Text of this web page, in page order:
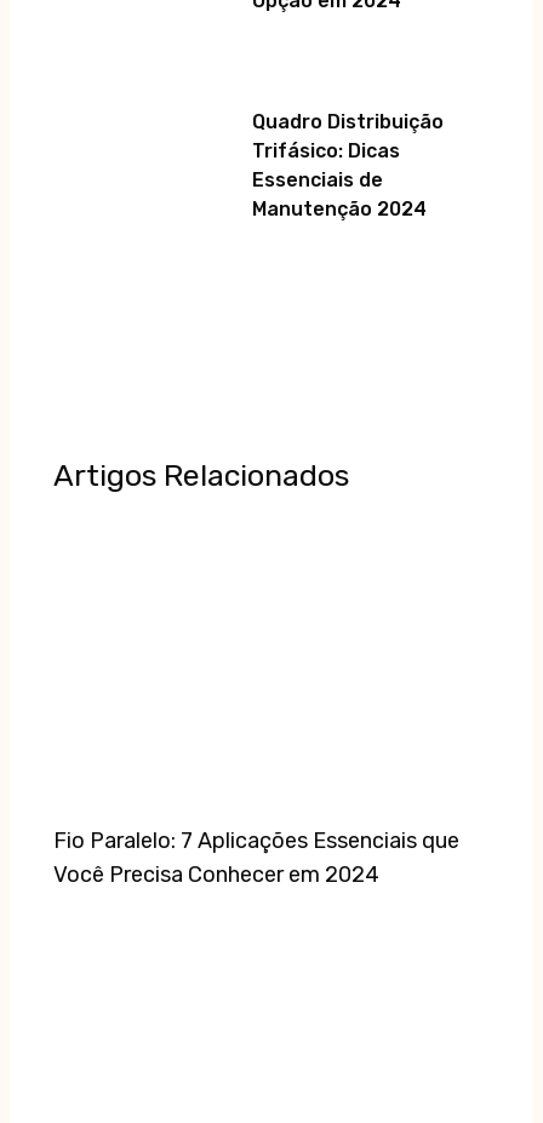
Quadro Distribuição
Trifásico: Dicas
Essenciais de
Manutenção 2024
Artigos Relacionados
Fio Paralelo: 7 Aplicações Essenciais que
Você Precisa Conhecer em 2024